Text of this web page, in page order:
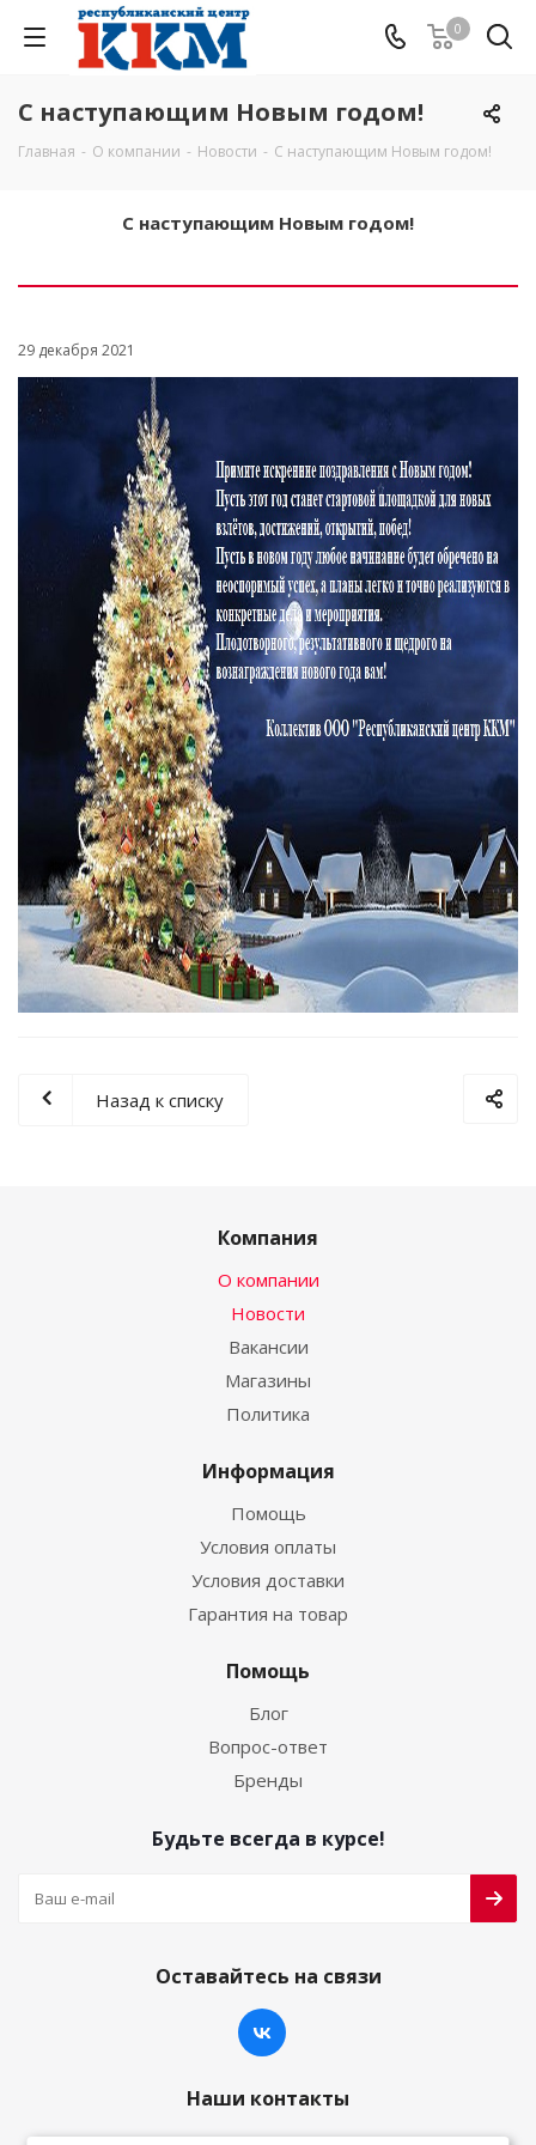
0
С наступающим Новым годом!
Главная - О компании - Новости - С наступающим Новым годом!
С наступающим Новым годом!
29 декабря 2021
Назад к списку
Компания
О компании
Новости
Вакансии
Магазины
Политика
Информация
Помощь
Условия оплаты
Условия доставки
Гарантия на товар
Помощь
Блог
Вопрос-ответ
Бренды
Будьте всегда в курсе!
Оставайтесь на связи
Наши контакты